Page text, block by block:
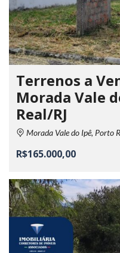
Terrenos a
Morada Vale
Real/RJ
Morada Vale do Ipê, Porto
R$165.000,00